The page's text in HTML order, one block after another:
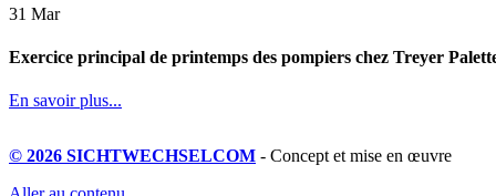
31 Mar
Exercice principal de printemps des pompiers chez Treyer
En savoir plus...
© 2026 SICHTWECHSELCOM - Concept et mise en œuvre